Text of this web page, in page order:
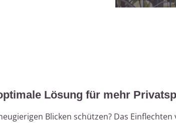
Lösung für mehr
Blicken schützen? Das Einflechten